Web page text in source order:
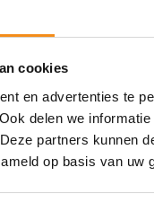
cookies
en advertenties te
delen we
partners kunnen
op basis van uw
onze